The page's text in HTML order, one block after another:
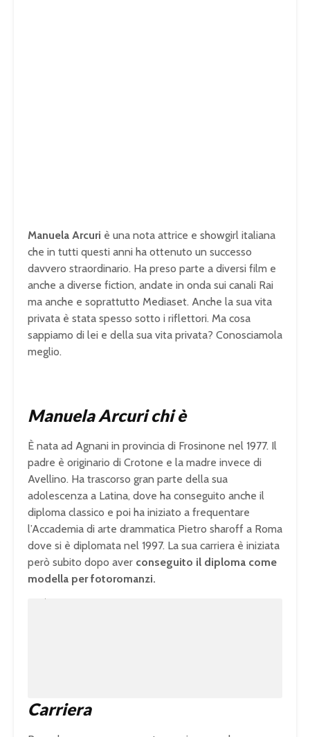
Manuela Arcuri è una nota attrice e showgirl italiana
che in tutti questi anni ha ottenuto un successo
davvero straordinario. Ha preso parte a diversi film e
anche a diverse fiction, andate in onda sui canali Rai
ma anche e soprattutto Mediaset. Anche la sua vita
privata è stata spesso sotto i riflettori. Ma cosa
sappiamo di lei e della sua vita privata? Conosciamola
meglio.
Manuela Arcuri chi è
È nata ad Agnani in provincia di Frosinone nel 1977. Il
padre è originario di Crotone e la madre invece di
Avellino. Ha trascorso gran parte della sua
adolescenza a Latina, dove ha conseguito anche il
diploma classico e poi ha iniziato a frequentare
l’Accademia di arte drammatica Pietro sharoff a Roma
dove si è diplomata nel 1997. La sua carriera è iniziata
però subito dopo aver conseguito il diploma come
modella per fotoromanzi.
Carriera